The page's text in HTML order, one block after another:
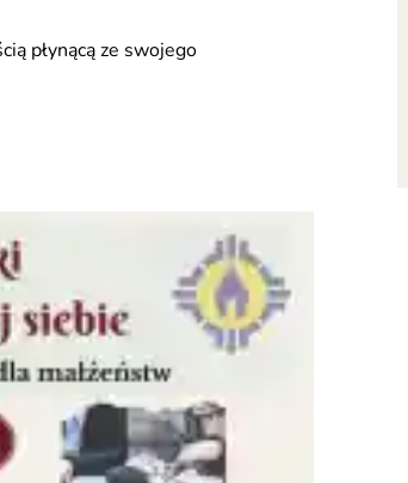
płynącą ze swojego